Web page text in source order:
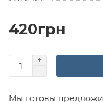
420грн
Мы готовы